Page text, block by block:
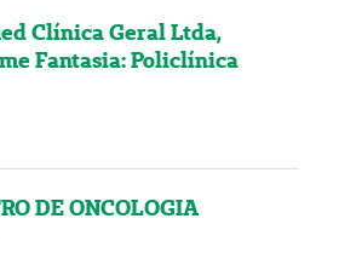
Clínica Geral Ltda,
Fantasia: Policlínica
DE ONCOLOGIA